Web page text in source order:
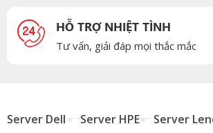
HỖ TRỢ NHIỆT TÌNH
Tư vấn, giải đáp mọi thắc mắc
Server Dell Server HPE Server